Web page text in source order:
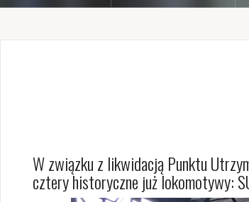
W związku z likwidacją Punktu
cztery historyczne już lokomotywy: